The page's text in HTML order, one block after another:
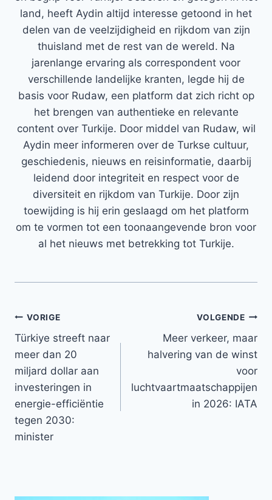
land, heeft Aydin altijd interesse getoond in het
delen van de veelzijdigheid en rijkdom van zijn
thuisland met de rest van de wereld. Na
jarenlange ervaring als correspondent voor
verschillende landelijke kranten, legde hij de
basis voor Rudaw, een platform dat zich richt op
het brengen van authentieke en relevante
content over Turkije. Door middel van Rudaw, wil
Aydin meer informeren over de Turkse cultuur,
geschiedenis, nieuws en reisinformatie, daarbij
leidend door integriteit en respect voor de
diversiteit en rijkdom van Turkije. Door zijn
toewijding is hij erin geslaagd om het platform
om te vormen tot een toonaangevende bron voor
al het nieuws met betrekking tot Turkije.
Bericht
navigatie
VORIGE
Türkiye streeft naar
meer dan 20
miljard dollar aan
investeringen in
energie-efficiëntie
tegen 2030:
minister
VOLGENDE
Meer verkeer, maar
halvering van de winst
voor
luchtvaartmaatschappijen
in 2026: IATA